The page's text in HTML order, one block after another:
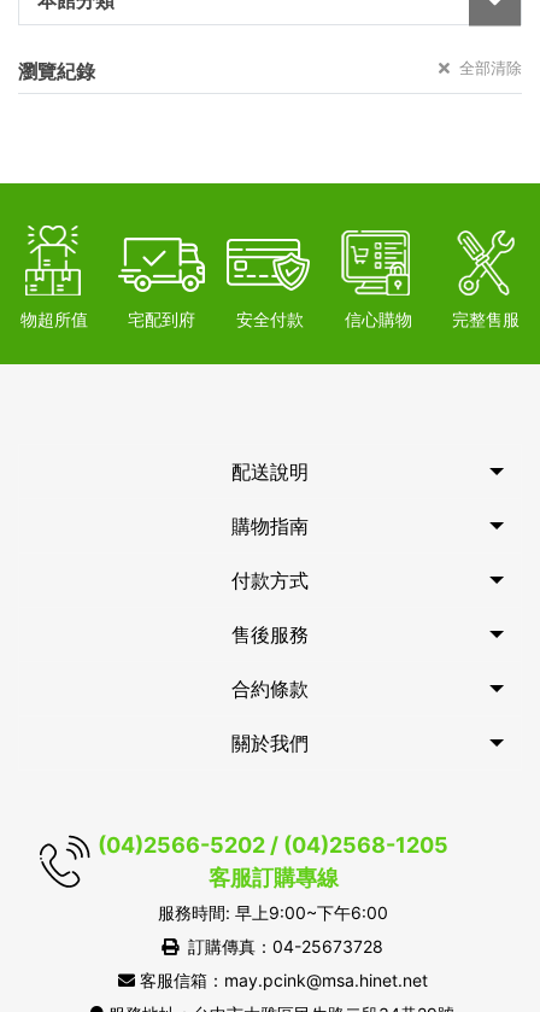
瀏覽紀錄 全部清除
物超所值 宅配到府 安全付款 信心購物 完整售服
配送說明
購物指南
付款方式
售後服務
合約條款
關於我們
(04)2566-5202 / (04)2568-1205
客服訂購專線
服務時間: 早上9:00~下午6:00
訂購傳真：04-25673728
客服信箱：may.pcink@msa.hinet.net